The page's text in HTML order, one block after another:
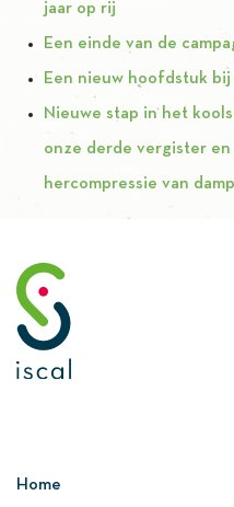
jaar op rij
Een einde van de
Een nieuw hoofdstuk bij
Nieuwe stap in het
onze derde vergister en
hercompressie van
Home